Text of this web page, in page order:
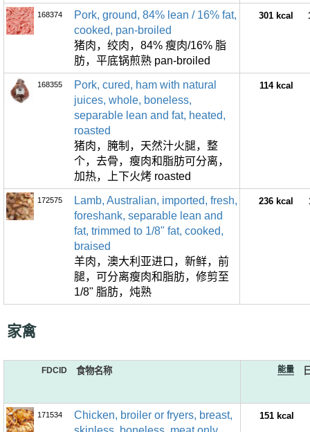
168374
Pork, ground, 84% lean / 16% fat,
cooked, pan-broiled
猪肉，绞肉，84% 瘦肉/16% 脂
肪，平底锅煎熟 pan-broiled
301 kcal
168355
Pork, cured, ham with natural
juices, whole, boneless,
separable lean and fat, heated,
roasted
猪肉，腌制，天然汁火腿，整
个，去骨，瘦肉和脂肪可分离，
加热，上下火烤 roasted
114 kcal
172575
Lamb, Australian, imported, fresh,
foreshank, separable lean and
fat, trimmed to 1/8" fat, cooked,
braised
羊肉，澳大利亚进口，新鲜，前
腿，可分离瘦肉和脂肪，修剪至
1/8" 脂肪，炖熟
236 kcal
家禽
FDCID 食物名称 能量
171534
Chicken, broiler or fryers, breast,
151 kcal